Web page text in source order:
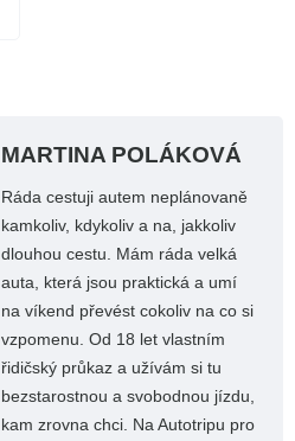
MARTINA POLÁKOVÁ
Ráda cestuji autem neplánovaně
kamkoliv, kdykoliv a na, jakkoliv
dlouhou cestu. Mám ráda velká
auta, která jsou praktická a umí
na víkend převést cokoliv na co si
vzpomenu. Od 18 let vlastním
řidičský průkaz a užívám si tu
bezstarostnou a svobodnou jízdu,
kam zrovna chci. Na Autotripu pro